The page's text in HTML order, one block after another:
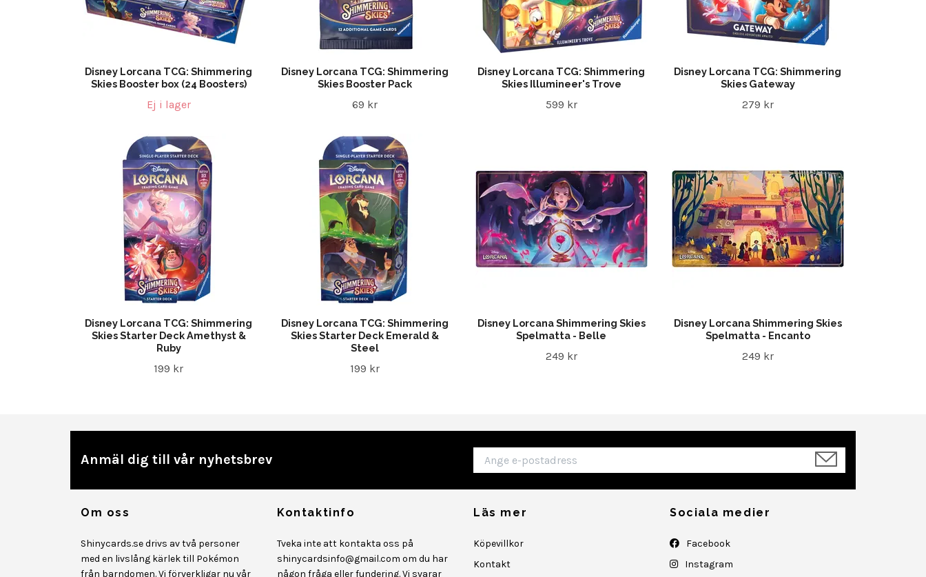
Disney Lorcana TCG: Shimmering
Skies Booster box (24 Boosters)
Ej i lager
Disney Lorcana TCG: Shimmering
Skies Booster Pack
69 kr
Disney Lorcana TCG: Shimmering
Skies Illumineer's Trove
599 kr
Disney Lorcana TCG: Shimmering
Skies Gateway
279 kr
Disney Lorcana TCG: Shimmering
Skies Starter Deck Amethyst &
Ruby
199 kr
Disney Lorcana TCG: Shimmering
Skies Starter Deck Emerald &
Steel
199 kr
Disney Lorcana Shimmering Skies
Spelmatta - Belle
249 kr
Disney Lorcana Shimmering Skies
Spelmatta - Encanto
249 kr
Anmäl dig till vår nyhetsbrev
Om oss
Shinycards.se drivs av två personer
med en livslång kärlek till Pokémon
från barndomen. Vi förverkligar nu vår
Kontaktinfo
Tveka inte att kontakta oss på
shinycardsinfo@gmail.com om du har
någon fråga eller fundering. Vi svarar
Läs mer
Köpevillkor
Kontakt
Sociala medier
Facebook
Instagram